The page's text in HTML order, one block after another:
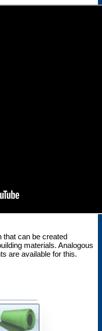
that can be created
materials. Analogous
are available for this.